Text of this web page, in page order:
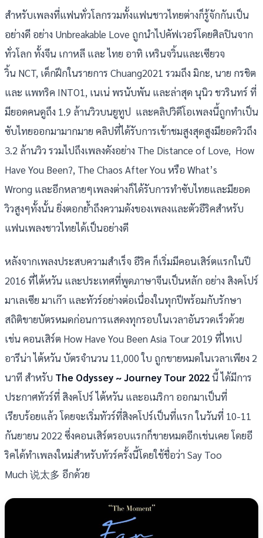
สำหรับเพลงที่แฟนทั่วโลกรวมทั้งแฟนชาวไทยต่างก็รู้จักกันเป็น
อย่างดี อย่าง Unbreakable Love ถูกนำไปคัฟเวอร์โดยศิลปินจาก
ทั่วโลก ทั้งจีน เกาหลี และ ไทย อาทิ เหรินจวิ้นและเซียวจ
วิ้น NCT, เด็กฝึกในรายการ Chuang2021 รวมถึง มิกะ, นาย กรชิต
และ แพทริค INTO1, เนเน่ พรนับพัน และล่าสุด นุนิว ชวรินทร์ ที่
มียอดคนดูถึง 1.9 ล้านวิวบนยูทูป และคลิปวิดีโอเพลงนี้ถูกทำเป็น
ซับไทยออกมามากมาย คลิปที่ได้รับการเข้าชมสูงสุดสูงมียอดวิวถึง
3.2 ล้านวิว รวมไปถึงเพลงดังอย่าง The Distance of Love, How
Have You Been?, The Chaos After You หรือ What’s
Wrong และอีกหลายๆเพลงต่างก็ได้รับการทำซับไทยและมียอด
วิวสูงๆทั้งนั้น ยิ่งตอกย้ำถึงความดังของเพลงและตัวอีริคสำหรับ
แฟนเพลงชาวไทยได้เป็นอย่างดี
หลังจากเพลงประสบความสำเร็จ อีริค ก็เริ่มมีคอนเสิร์ตแรกในปี
2016 ที่ไต้หวัน และประเทศที่พูดภาษาจีนเป็นหลัก อย่าง สิงคโปร์
มาเลเซีย มาเก๊า และทัวร์อย่างต่อเนื่องในทุกปีพร้อมกับรักษา
สถิติขายบัตรหมดก่อนการแสดงทุกรอบในเวลาอันรวดเร็วด้วย
เช่น คอนเสิร์ต How Have You Been Asia Tour 2019 ที่ไทเป
อารีน่า ไต้หวัน บัตรจำนวน 11,000 ใบ ถูกขายหมดในเวลาเพียง 2
นาที สำหรับ The Odyssey ~ Journey Tour 2022นี้ ได้มีการ
ประกาศทัวร์ที่ สิงคโปร์ ไต้หวัน และอเมริกา ออกมาเป็นที่
เรียบร้อยแล้ว โดยจะเริ่มทัวร์ที่สิงคโปร์เป็นที่แรก ในวันที่ 10-11
กันยายน 2022 ซึ่งคอนเสิร์ตรอบแรกก็ขายหมดอีกเช่นเคย โดยอี
ริคได้ทำเพลงใหม่สำหรับทัวร์ครั้งนี้โดยใช้ชื่อว่า Say Too
Much 说太多 อีกด้วย